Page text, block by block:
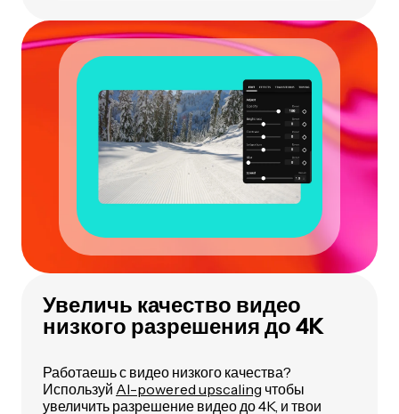
Увеличь качество видео
низкого разрешения до 4K
Работаешь с видео низкого качества?
Используй AI-powered upscaling чтобы
увеличить разрешение видео до 4K, и твои